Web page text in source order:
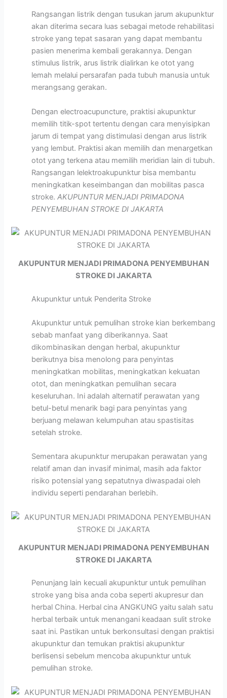
Rangsangan listrik dengan tusukan jarum akupunktur
akan diterima secara luas sebagai metode rehabilitasi
stroke yang tepat sasaran yang dapat membantu
pasien menerima kembali gerakannya. Dengan
stimulus listrik, arus listrik dialirkan ke otot yang
lemah melalui persarafan pada tubuh manusia untuk
merangsang gerakan.
Dengan electroacupuncture, praktisi akupunktur
memilih titik-spot tertentu dengan cara menyisipkan
jarum di tempat yang distimulasi dengan arus listrik
yang lembut. Praktisi akan memilih dan menargetkan
otot yang terkena atau memilih meridian lain di tubuh.
Rangsangan lelektroakupunktur bisa membantu
meningkatkan keseimbangan dan mobilitas pasca
stroke.AKUPUNTUR MENJADI PRIMADONA
PENYEMBUHAN STROKE DI JAKARTA
AKUPUNTUR MENJADI PRIMADONA PENYEMBUHAN
STROKE DI JAKARTA
Akupunktur untuk Penderita Stroke
Akupunktur untuk pemulihan stroke kian berkembang
sebab manfaat yang diberikannya. Saat
dikombinasikan dengan herbal, akupunktur
berikutnya bisa menolong para penyintas
meningkatkan mobilitas, meningkatkan kekuatan
otot, dan meningkatkan pemulihan secara
keseluruhan. Ini adalah alternatif perawatan yang
betul-betul menarik bagi para penyintas yang
berjuang melawan kelumpuhan atau spastisitas
setelah stroke.
Sementara akupunktur merupakan perawatan yang
relatif aman dan invasif minimal, masih ada faktor
risiko potensial yang sepatutnya diwaspadai oleh
individu seperti pendarahan berlebih.
AKUPUNTUR MENJADI PRIMADONA PENYEMBUHAN
STROKE DI JAKARTA
Penunjang lain kecuali akupunktur untuk pemulihan
stroke yang bisa anda coba seperti akupresur dan
herbal China. Herbal cina ANGKUNG yaitu salah satu
herbal terbaik untuk menangani keadaan sulit stroke
saat ini. Pastikan untuk berkonsultasi dengan praktisi
akupunktur dan temukan praktisi akupunktur
berlisensi sebelum mencoba akupunktur untuk
pemulihan stroke.